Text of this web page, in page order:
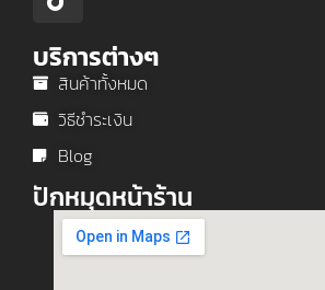
บริการต่างๆ
สินค้าทั้งหมด
วิธีชำระเงิน
Blog
ปักหมุดหน้าร้าน